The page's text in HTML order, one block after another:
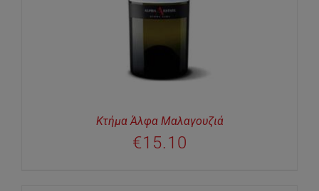
Κτήμα Άλφα Μαλαγουζιά
€15.10